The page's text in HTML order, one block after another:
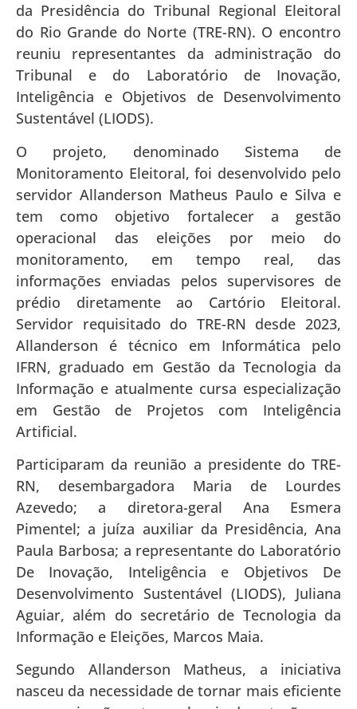
da Presidência do Tribunal Regional Eleitoral
do Rio Grande do Norte (TRE-RN). O encontro
reuniu representantes da administração do
Tribunal e do Laboratório de Inovação,
Inteligência e Objetivos de Desenvolvimento
Sustentável (LIODS).
O projeto, denominado Sistema de
Monitoramento Eleitoral, foi desenvolvido pelo
servidor Allanderson Matheus Paulo e Silva e
tem como objetivo fortalecer a gestão
operacional das eleições por meio do
monitoramento, em tempo real, das
informações enviadas pelos supervisores de
prédio diretamente ao Cartório Eleitoral.
Servidor requisitado do TRE-RN desde 2023,
Allanderson é técnico em Informática pelo
IFRN, graduado em Gestão da Tecnologia da
Informação e atualmente cursa especialização
em Gestão de Projetos com Inteligência
Artificial.
Participaram da reunião a presidente do TRE-
RN, desembargadora Maria de Lourdes
Azevedo; a diretora-geral Ana Esmera
Pimentel; a juíza auxiliar da Presidência, Ana
Paula Barbosa; a representante do Laboratório
De Inovação, Inteligência e Objetivos De
Desenvolvimento Sustentável (LIODS), Juliana
Aguiar, além do secretário de Tecnologia da
Informação e Eleições, Marcos Maia.
Segundo Allanderson Matheus, a iniciativa
nasceu da necessidade de tornar mais eficiente